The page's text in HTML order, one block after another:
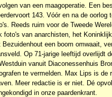
van een maagoperatie. Een
143. Vóór en na de
Reeds ruim voor de Tweede
foto's van anarchisten, het
Bezuidenhout een boom omwaait,
Op 71-jarige leeftijd overlijdt
vanuit Diaconessenhuis
te vermelden. Max Lips is de
Meer redactie is er niet. Dé
in onze paardenkrant.